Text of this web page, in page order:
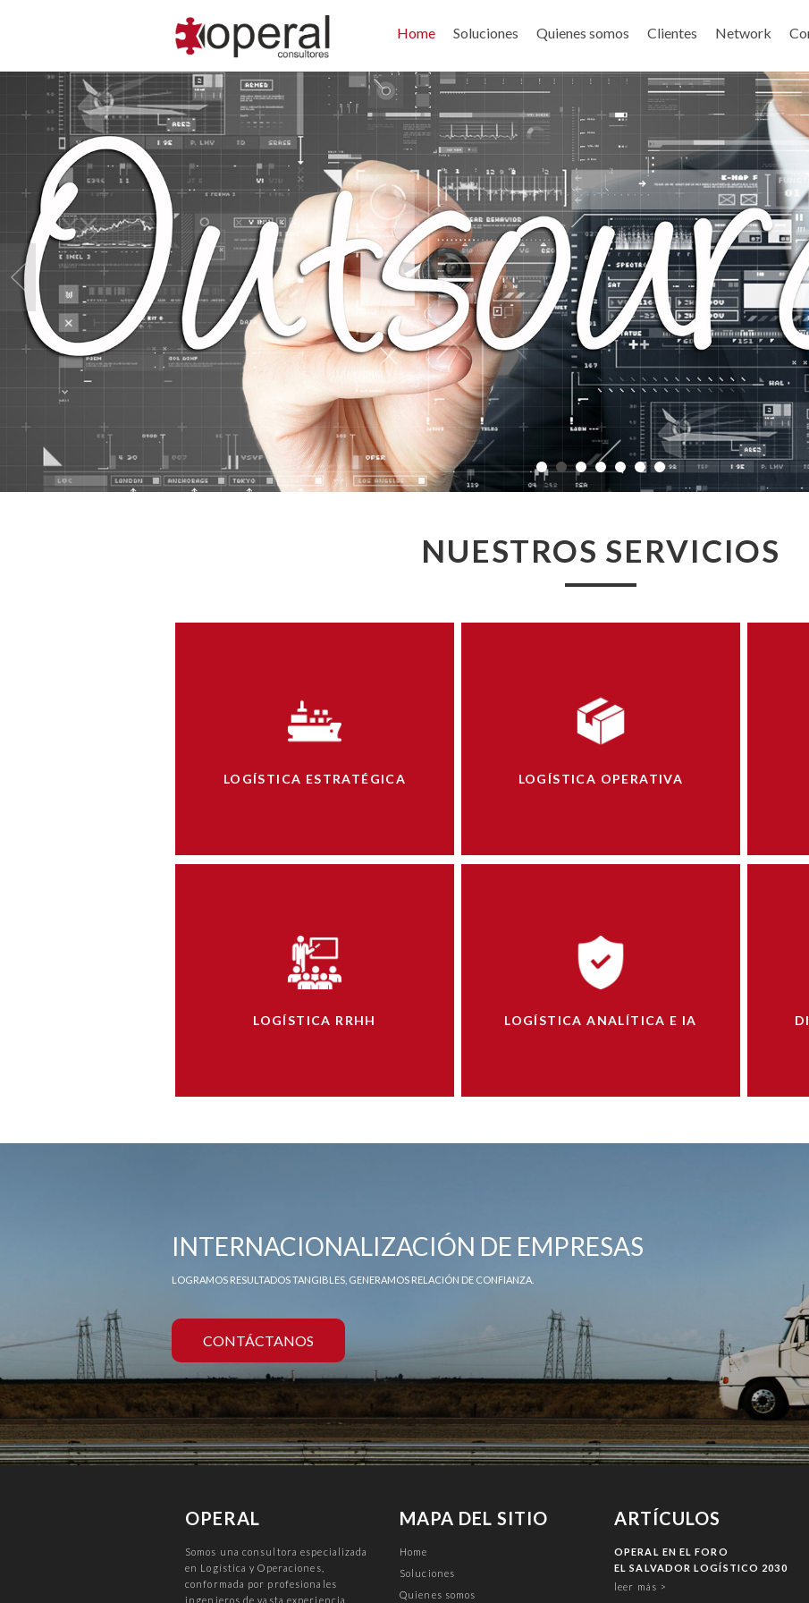
Home Soluciones Quienes somos Clientes Network
NUESTROS SERVICIOS
LOGÍSTICA ESTRATÉGICA LOGÍSTICA OPERATIVA
LOGÍSTICA RRHH LOGÍSTICA ANALÍTICA E IA
INTERNACIONALIZACIÓN DE EMPRESAS
LOGRAMOS RESULTADOS TANGIBLES, GENERAMOS RELACIÓN DE CONFIANZA.
CONTÁCTANOS
OPERAL
Somos una consultora especializada
en Logística y Operaciones,
conformada por profesionales
ingenieros de vasta experiencia
MAPA DEL SITIO
Home
Soluciones
Quienes somos
ARTÍCULOS
OPERAL EN EL FORO
EL SALVADOR LOGÍSTICO 2030
leer más >